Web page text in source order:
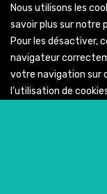
Nous utilisons les
savoir plus sur notre
Pour les désactiver,
navigateur
votre navigation sur
l’utilisation de